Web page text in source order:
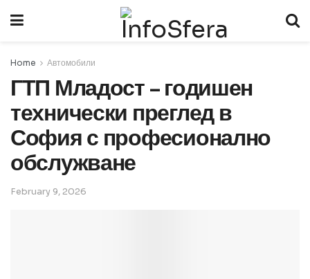
Home Автомобили
ГТП Младост – годишен
технически преглед в
София с професионално
обслужване
February 9, 2026